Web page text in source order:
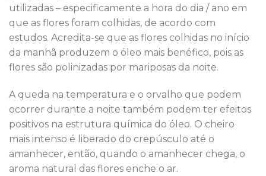
utilizadas – especificamente a hora do dia / ano em
que as flores foram colhidas, de acordo com
estudos. Acredita-se que as flores colhidas no início
da manhã produzem o óleo mais benéfico, pois as
flores são polinizadas por mariposas da noite.
A queda na temperatura e o orvalho que podem
ocorrer durante a noite também podem ter efeitos
positivos na estrutura química do óleo. O cheiro
mais intenso é liberado do crepúsculo até o
amanhecer, então, quando o amanhecer chega, o
aroma natural das flores enche o ar.